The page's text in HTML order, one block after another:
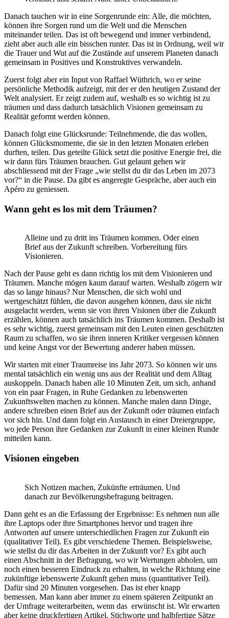
Danach tauchen wir in eine Sorgenrunde ein: Alle, die möchten,
können ihre Sorgen rund um die Welt und die Menschen
miteinander teilen. Das ist oft bewegend und immer verbindend,
zieht aber auch alle ein bisschen runter. Das ist in Ordnung, weil wir
die Trauer und Wut auf die Zustände auf unserem Planeten danach
gemeinsam in Positives und Konstruktives verwandeln.
Zuerst folgt aber ein Input von Raffael Wüthrich, wo er seine
persönliche Methodik aufzeigt, mit der er den heutigen Zustand der
Welt analysiert. Er zeigt zudem auf, weshalb es so wichtig ist zu
träumen und dass dadurch tatsächlich Visionen gemeinsam zu
Realität geformt werden können.
Danach folgt eine Glücksrunde: Teilnehmende, die das wollen,
können Glücksmomente, die sie in den letzten Monaten erleben
durften, teilen. Das geteilte Glück setzt die positive Energie frei, die
wir dann fürs Träumen brauchen. Gut gelaunt gehen wir
abschliessend mit der Frage „wie stellst du dir das Leben im 2073
vor?“ in die Pause. Da gibt es angeregte Gespräche, aber auch ein
Apéro zu geniessen.
Wann geht es los mit dem Träumen?
Alleine und zu dritt ins Träumen kommen. Oder einen
Brief aus der Zukunft schreiben. Vorbereitung fürs
Visionieren.
Nach der Pause geht es dann richtig los mit dem Visionieren und
Träumen. Manche mögen kaum darauf warten. Weshalb zögern wir
das so lange hinaus? Nur Menschen, die sich wohl und
wertgeschätzt fühlen, die davon ausgehen können, dass sie nicht
ausgelacht werden, wenn sie von ihren Visionen über die Zukunft
erzählen, können auch tatsächlich ins Träumen kommen. Deshalb ist
es sehr wichtig, zuerst gemeinsam mit den Leuten einen geschützten
Raum zu schaffen, wo sie ihren inneren Kritiker vergessen können
und keine Angst vor der Bewertung anderer haben müssen.
Wir starten mit einer Traumreise ins Jahr 2073. So können wir uns
mental tatsächlich ein wenig uns aus der Realität und dem Alltag
auskoppeln. Danach haben alle 10 Minuten Zeit, um sich, anhand
von ein paar Fragen, in Ruhe Gedanken zu lebenswerten
Zukunftswelten machen zu können. Manche malen dann Dinge,
andere schreiben einen Brief aus der Zukunft oder träumen einfach
vor sich hin. Und dann folgt ein Austausch in einer Dreiergruppe,
wo jede Person ihre Gedanken zur Zukunft in einer kleinen Runde
mitteilen kann.
Visionen eingeben
Sich Notizen machen, Zukünfte erträumen. Und
danach zur Bevölkerungsbefragung beitragen.
Dann geht es an die Erfassung der Ergebnisse: Es nehmen nun alle
ihre Laptops oder ihre Smartphones hervor und tragen ihre
Antworten auf unsere unterschiedlichen Fragen zur Zukunft ein
(qualitativer Teil). Es gibt verschiedene Themen. Beispielsweise,
wie stellst du dir das Arbeiten in der Zukunft vor? Es gibt auch
einen Abschnitt in der Befragung, wo wir Wertungen abholen, um
noch einen besseren Eindruck zu erhalten, in welche Richtung eine
zukünftige lebenswerte Zukunft gehen muss (quantitativer Teil).
Dafür sind 20 Minuten vorgesehen. Das ist eher knapp
bemessen. Man kann aber immer zu einem späteren Zeitpunkt an
der Umfrage weiterarbeiten, wenn das erwünscht ist. Wir erwarten
aber keine druckfertigen Artikel. Stichworte und halbfertige Sätze